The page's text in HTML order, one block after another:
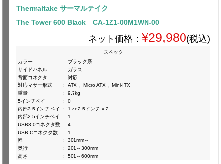
Thermaltake サーマルテイク
The Tower 600 Black CA-1Z1-00M1WN-00
ネット価格： ¥29,980(税込)
スペック
カラー
:
ブラック系
サイドパネル
:
ガラス
背面コネクタ
:
対応
対応マザー形式
:
ATX 、Micro ATX 、Mini-ITX
重量
:
9.7kg
5インチベイ
:
0
内部3.5インチベイ
:
1 or 2.5インチ x 2
内部2.5インチベイ
:
1
USB3.0コネクタ数 :
4
USB-Cコネクタ数
:
1
幅
:
301mm～
奥行
:
201～300mm
高さ
: 501～600mm